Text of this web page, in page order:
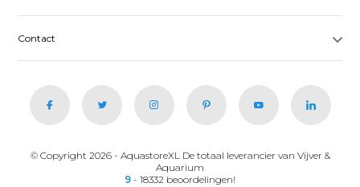
Contact
© Copyright 2026 - AquastoreXL De totaal leverancier van Vijver &
Aquarium
9 - 18332 beoordelingen!